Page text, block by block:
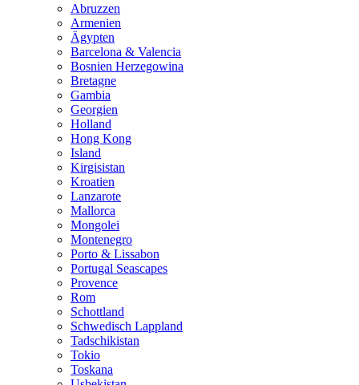
Abruzzen
Armenien
Ägypten
Barcelona & Valencia
Bosnien Herzegowina
Bretagne
Gambia
Georgien
Holland
Hong Kong
Island
Kirgisistan
Kroatien
Lanzarote
Mallorca
Mongolei
Montenegro
Porto & Lissabon
Portugal Seascapes
Provence
Rom
Schottland
Schwedisch Lappland
Tadschikistan
Tokio
Toskana